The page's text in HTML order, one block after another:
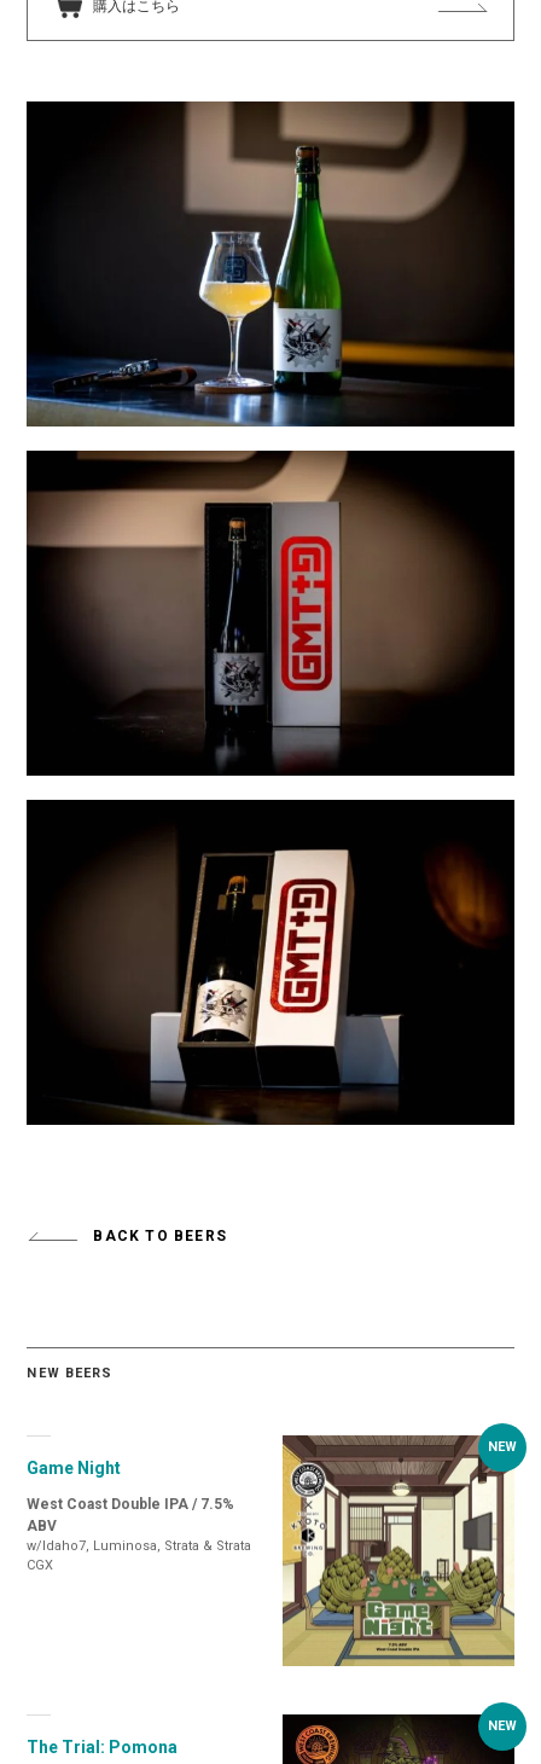
購入はこちら
BACK TO BEERS
NEW BEERS
Game Night
West Coast Double IPA / 7.5%
ABV
w/Idaho7, Luminosa, Strata & Strata
CGX
The Trial: Pomona